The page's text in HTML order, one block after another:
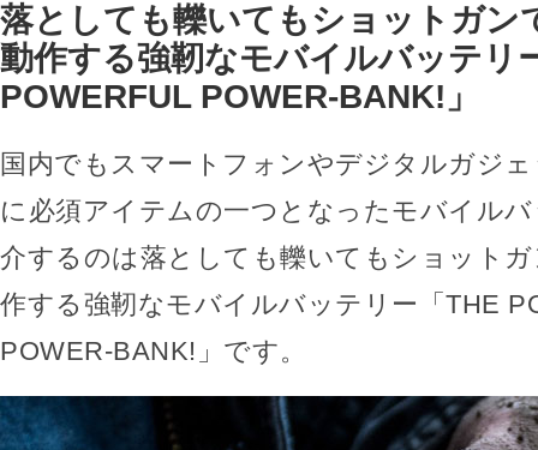
落としても轢いてもショットガン
動作する強靭なモバイルバッテリ
POWERFUL POWER-BANK!」
国内でもスマートフォンやデジタルガジ
に必須アイテムの一つとなったモバイル
介するのは落としても轢いてもショット
作する強靭なモバイルバッテリー「THE
POWER-BANK!」です。